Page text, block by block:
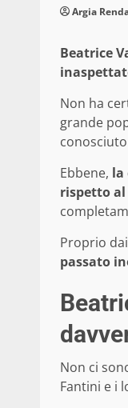
Argia
Beatrice
Non ha
grande
conosciuto
Ebbene, la
rispetto
Proprio
passato
Non ci
Fantini e i